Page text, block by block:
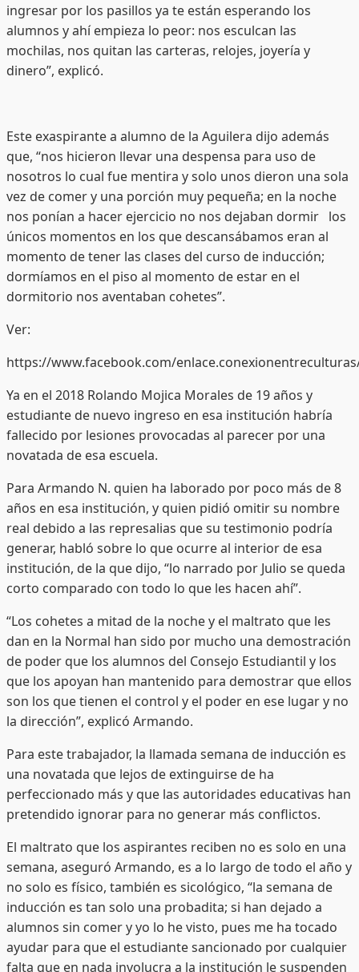
ingresar por los pasillos ya te están esperando los
alumnos y ahí empieza lo peor: nos esculcan las
mochilas, nos quitan las carteras, relojes, joyería y
dinero”, explicó.
Este exaspirante a alumno de la Aguilera dijo además
que, “nos hicieron llevar una despensa para uso de
nosotros lo cual fue mentira y solo unos dieron una sola
vez de comer y una porción muy pequeña; en la noche
nos ponían a hacer ejercicio no nos dejaban dormir los
únicos momentos en los que descansábamos eran al
momento de tener las clases del curso de inducción;
dormíamos en el piso al momento de estar en el
dormitorio nos aventaban cohetes”.
Ver:
https://www.facebook.com/
Ya en el 2018 Rolando Mojica Morales de 19 años y
estudiante de nuevo ingreso en esa institución habría
fallecido por lesiones provocadas al parecer por una
novatada de esa escuela.
Para Armando N. quien ha laborado por poco más de 8
años en esa institución, y quien pidió omitir su nombre
real debido a las represalias que su testimonio podría
generar, habló sobre lo que ocurre al interior de esa
institución, de la que dijo, “lo narrado por Julio se queda
corto comparado con todo lo que les hacen ahí”.
“Los cohetes a mitad de la noche y el maltrato que les
dan en la Normal han sido por mucho una demostración
de poder que los alumnos del Consejo Estudiantil y los
que los apoyan han mantenido para demostrar que ellos
son los que tienen el control y el poder en ese lugar y no
la dirección”, explicó Armando.
Para este trabajador, la llamada semana de inducción es
una novatada que lejos de extinguirse de ha
perfeccionado más y que las autoridades educativas han
pretendido ignorar para no generar más conflictos.
El maltrato que los aspirantes reciben no es solo en una
semana, aseguró Armando, es a lo largo de todo el año y
no solo es físico, también es sicológico, “la semana de
inducción es tan solo una probadita; si han dejado a
alumnos sin comer y yo lo he visto, pues me ha tocado
ayudar para que el estudiante sancionado por cualquier
falta que en nada involucra a la institución le suspenden